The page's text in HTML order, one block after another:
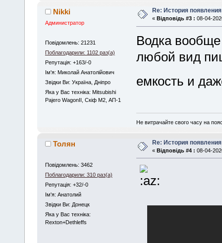
Nikki
Администратор
Повідомлень: 21231
Поблагодарили: 1102 раз(а)
Репутація: +163/-0
Iм'я: Миколай Анатолійович
Звідки Ви: Україна, Дніпро
Яка у Вас техніка: Mitsubishi
Pajero WagonII, Скіф М2, АП-1
Re: История
« Відповідь #3 : 08-04-
Водка вообще
любой вид
емкость и
Не витрачайте свого часу на
Толян
Повідомлень: 3462
Поблагодарили: 310 раз(а)
Репутація: +32/-0
Iм'я: Анатолий
Звідки Ви: Донецк
Яка у Вас техніка:
Rexton+Dethleffs
Re: История
« Відповідь #4 : 08-04-